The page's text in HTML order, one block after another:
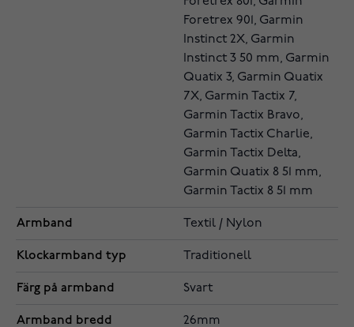
Foretrex 901, Garmin
Instinct 2X, Garmin
Instinct 3 50 mm, Garmin
Quatix 3, Garmin Quatix
7X, Garmin Tactix 7,
Garmin Tactix Bravo,
Garmin Tactix Charlie,
Garmin Tactix Delta,
Garmin Quatix 8 51 mm,
Garmin Tactix 8 51 mm
Armband Textil / Nylon
Klockarmband typ Traditionell
Färg på armband Svart
Armband bredd 26mm